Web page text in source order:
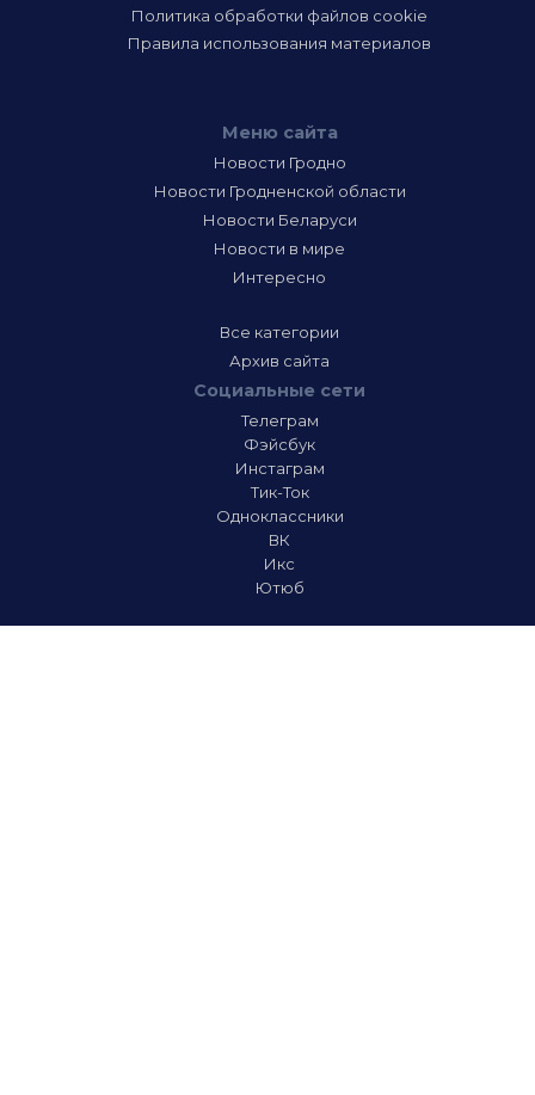
Политика обработки файлов cookie
Правила использования материалов
Меню сайта
Новости Гродно
Новости Гродненской области
Новости Беларуси
Новости в мире
Интересно
Все категории
Архив сайта
Социальные сети
Телеграм
Фэйсбук
Инстаграм
Тик-Ток
Одноклассники
ВК
Икс
Ютюб